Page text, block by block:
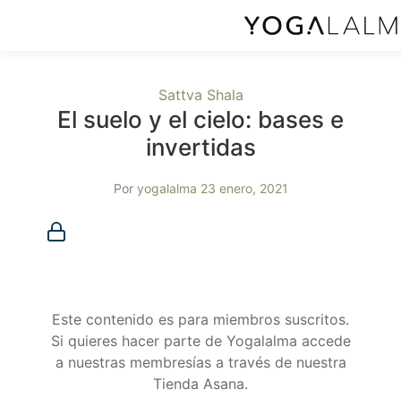
Sattva Shala
El suelo y el cielo: bases e
invertidas
Por yogalalma 23 enero, 2021